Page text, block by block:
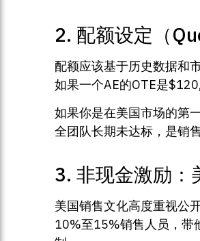
2. 配额设定（
配额应该基于历史数据和
如果一个AE的OTE是
如果你是在美国市场的第
全团队长期未达标，是销
3. 非现金激励：
美国销售文化高度重视公
10%至15%销售人员，带